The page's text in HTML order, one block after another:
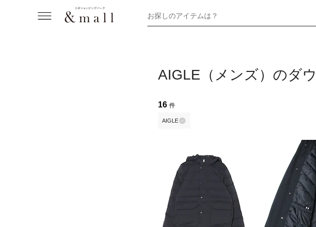
お探しのアイテムは？
AIGLE（メンズ）のダ
16 件
AIGLE